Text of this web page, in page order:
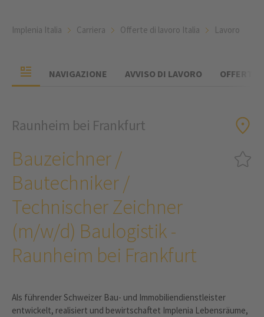
Implenia Italia Carriera Offerte di lavoro Italia Lavoro
NAVIGAZIONE AVVISO DI LAVORO OFFERTE
Raunheim bei Frankfurt
Bauzeichner /
Bautechniker /
Technischer Zeichner
(m/w/d) Baulogistik -
Raunheim bei Frankfurt
Als führender Schweizer Bau- und Immobiliendienstleister
entwickelt, realisiert und bewirtschaftet Implenia Lebensräume,